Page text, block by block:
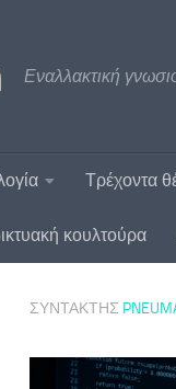
Εναλλακτική
Τρέχοντα
κουλτούρα
ΣΥΝΤΆΚΤΗΣ